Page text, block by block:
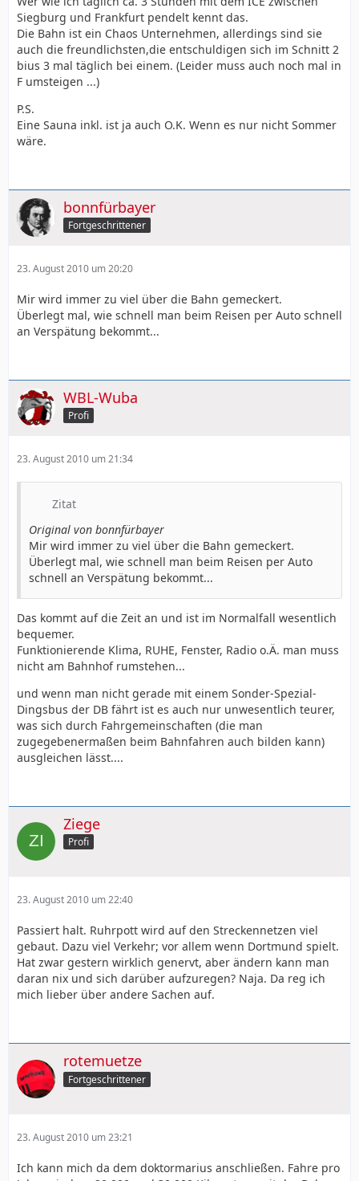
Siegburg und Frankfurt pendelt kennt das.
Die Bahn ist ein Chaos Unternehmen, allerdings sind sie
auch die freundlichsten,die entschuldigen sich im Schnitt 2
bius 3 mal täglich bei einem. (Leider muss auch noch mal in
F umsteigen ...)
P.S.
Eine Sauna inkl. ist ja auch O.K. Wenn es nur nicht Sommer
wäre.
bonnfürbayer
Fortgeschrittener
23. August 2010 um 20:20
Mir wird immer zu viel über die Bahn gemeckert.
Überlegt mal, wie schnell man beim Reisen per Auto schnell
an Verspätung bekommt...
WBL-Wuba
Profi
23. August 2010 um 21:34
Zitat
Original von bonnfürbayer
Mir wird immer zu viel über die Bahn gemeckert.
Überlegt mal, wie schnell man beim Reisen per Auto
schnell an Verspätung bekommt...
Das kommt auf die Zeit an und ist im Normalfall wesentlich
bequemer.
Funktionierende Klima, RUHE, Fenster, Radio o.Ä. man muss
nicht am Bahnhof rumstehen...
und wenn man nicht gerade mit einem Sonder-Spezial-
Dingsbus der DB fährt ist es auch nur unwesentlich teurer,
was sich durch Fahrgemeinschaften (die man
zugegebenermaßen beim Bahnfahren auch bilden kann)
ausgleichen lässt....
Ziege
Profi
23. August 2010 um 22:40
Passiert halt. Ruhrpott wird auf den Streckennetzen viel
gebaut. Dazu viel Verkehr; vor allem wenn Dortmund spielt.
Hat zwar gestern wirklich genervt, aber ändern kann man
daran nix und sich darüber aufzuregen? Naja. Da reg ich
mich lieber über andere Sachen auf.
rotemuetze
Fortgeschrittener
23. August 2010 um 23:21
Ich kann mich da dem doktormarius anschließen. Fahre pro